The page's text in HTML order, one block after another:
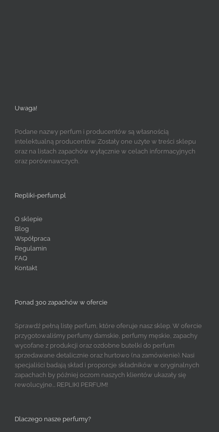
Uwaga!
Podane nazwy perfum i producentów są własnością
intelektualną producentów. Zostały one użyte w treści sklepu
oraz na listach zapachów wyłącznie w celach informacyjnych
oraz porównawczych.
Repliki-perfum.pl
O sklepie
Blog
Współpraca
Regulamin
FAQ
Kontakt
Ponad 300 zapachów w ofercie
Sprawdź pełną listę perfum, które oferuje nasz sklep. W ofercie
przygotowaliśmy perfumy damskie, perfumy męskie, zapachy
wycofane z produkcji oraz ozdobne butelki do perfum
sprzedawane detalicznie oraz hurtowo (na zamówienie). Nasi
specjaliści badają skład i proporcje składników w oryginalnych
zapachach by później oczom naszych klientów ukazały się
rewolucyjne... REPLIKI PERFUM!
Dlaczego nasze perfumy?